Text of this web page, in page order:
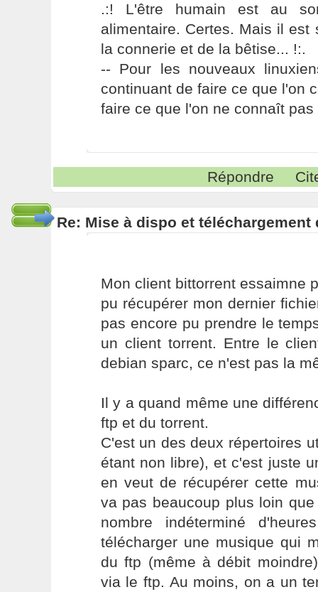
.:! L'être humain est au
alimentaire. Certes. Mais il est
la connerie et de la bêtise... !:.
-- Pour les nouveaux
continuant de faire ce que l'on
faire ce que l'on ne connaît pas
Répondre
Re: Mise à dispo et
Mon client bittorrent essaimne
pu récupérer mon dernier
pas encore pu prendre le
un client torrent. Entre le
debian sparc, ce n'est pas la
Il y a quand même une
ftp et du torrent.
C'est un des deux répertoires
étant non libre), et c'est juste
en veut de récupérer cette
va pas beaucoup plus loin
nombre indéterminé
télécharger une musique qui
du ftp (même à débit
via le ftp. Au moins, on a un